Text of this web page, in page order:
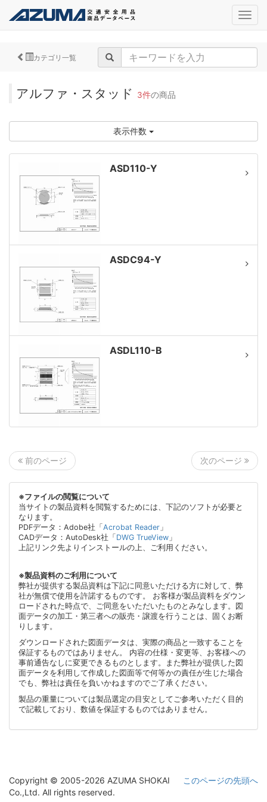
カテゴリ一覧
アルファ・スタッド 3件の商品
表示件数
ASD110-Y
ASDC94-Y
ASDL110-B
前のページ 次のページ
※ファイルの閲覧について
当サイトの製品資料を閲覧するためには、下記のソフトが必要と
なります。
PDFデータ：Adobe社「Acrobat Reader 」
CADデータ：AutoDesk社「DWG TrueView 」
上記リンク先よりインストールの上、ご利用ください。
※製品資料のご利用について
弊社が提供する製品資料は下記に同意いただける方に対して、弊
社が無償で使用を許諾するものです。 お客様が製品資料をダウン
ロードされた時点で、ご同意をいただいたものとみなします。図
面データの加工・第三者への販売・譲渡を行うことは、固くお断
りします。
ダウンロードされた図面データは、実際の商品と一致することを
保証するものではありません。 内容の仕様・変更等、お客様への
事前通告なしに変更できるものとします。また弊社が提供した図
面データを利用して作成した図面等で何等かの責任が生じた場合
でも、弊社は責任を負いかねますのでご了承ください。
製品の重量については製品選定の目安としてご参考いただく目的
で記載しており、数値を保証するものではありません。
このページの先頭へ
Copyright © 2005-2026 AZUMA SHOKAI
Co.,Ltd. All rights reserved.